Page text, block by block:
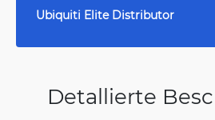
Ubiquiti Elite Distributor
Detallierte